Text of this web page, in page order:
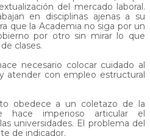
del mercado laboral.
en disciplinas ajenas a su
que la Academia no siga por un
por otro sin mirar lo que
clases.
necesario colocar cuidado al
atender con empleo estructural
obedece a un coletazo de la
hace imperioso articular el
universidades. El problema del
de indicador.